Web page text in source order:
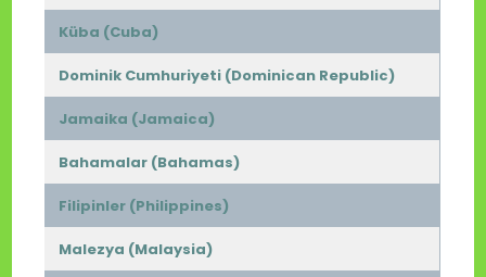
Küba (Cuba)
Dominik Cumhuriyeti (Dominican Republic)
Jamaika (Jamaica)
Bahamalar (Bahamas)
Filipinler (Philippines)
Malezya (Malaysia)